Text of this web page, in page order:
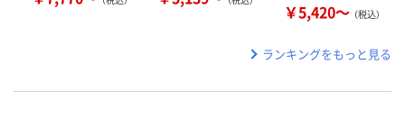
￥5,420～ （税込）
ランキングをもっと見る